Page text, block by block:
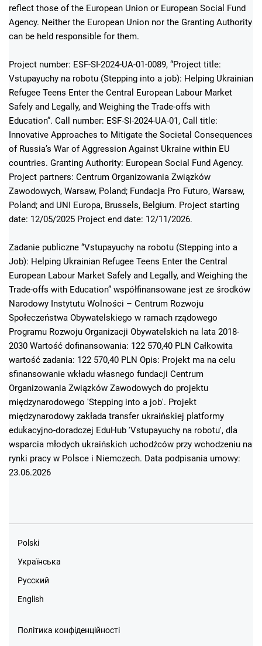
reflect those of the European Union or European Social Fund
Agency. Neither the European Union nor the Granting Authority
can be held responsible for them.
Project number: ESF-SI-2024-UA-01-0089, “Project title:
Vstupayuchy na robotu (Stepping into a job): Helping Ukrainian
Refugee Teens Enter the Central European Labour Market
Safely and Legally, and Weighing the Trade-offs with
Education”. Call number: ESF-SI-2024-UA-01, Call title:
Innovative Approaches to Mitigate the Societal Consequences
of Russia’s War of Aggression Against Ukraine within EU
countries. Granting Authority: European Social Fund Agency.
Project partners: Centrum Organizowania Związków
Zawodowych, Warsaw, Poland; Fundacja Pro Futuro, Warsaw,
Poland; and UNI Europa, Brussels, Belgium. Project starting
date: 12/05/2025 Project end date: 12/11/2026.
Zadanie publiczne “Vstupayuchy na robotu (Stepping into a
Job): Helping Ukrainian Refugee Teens Enter the Central
European Labour Market Safely and Legally, and Weighing the
Trade-offs with Education” współfinansowane jest ze środków
Narodowy Instytutu Wolności – Centrum Rozwoju
Społeczeństwa Obywatelskiego w ramach rządowego
Programu Rozwoju Organizacji Obywatelskich na lata 2018-
2030 Wartość dofinansowania: 122 570,40 PLN Całkowita
wartość zadania: 122 570,40 PLN Opis: Projekt ma na celu
sfinansowanie wkładu własnego fundacji Centrum
Organizowania Związków Zawodowych do projektu
międzynarodowego 'Stepping into a job'. Projekt
międzynarodowy zakłada transfer ukraińskiej platformy
edukacyjno-doradczej EduHub 'Vstupayuchy na robotu', dla
wsparcia młodych ukraińskich uchodźców przy wchodzeniu na
rynki pracy w Polsce i Niemczech. Data podpisania umowy:
23.06.2026
Polski
Українська
Русский
English
Політика конфіденційності